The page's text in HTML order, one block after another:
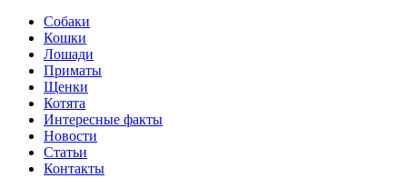
Собаки
Кошки
Лошади
Приматы
Щенки
Котята
Интересные факты
Новости
Статьи
Контакты